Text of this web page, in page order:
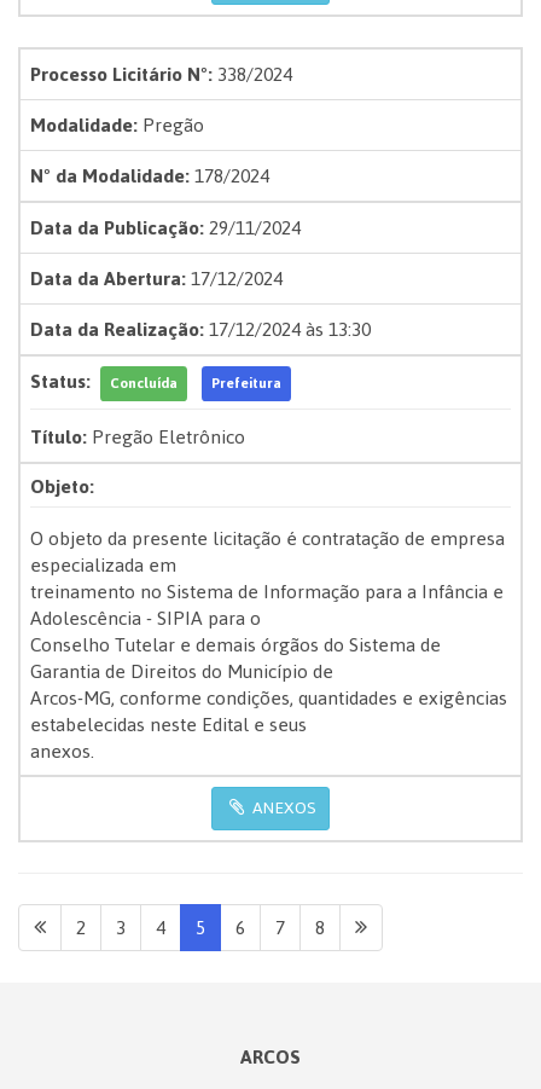
Processo Licitário Nº:338/2024
Modalidade:Pregão
Nº da Modalidade:178/2024
Data da Publicação:29/11/2024
Data da Abertura:17/12/2024
Data da Realização:17/12/2024 às 13:30
Status:
Concluída Prefeitura
Título:Pregão Eletrônico
Objeto:
O objeto da presente licitação é contratação de empresa
especializada em
treinamento no Sistema de Informação para a Infância e
Adolescência - SIPIA para o
Conselho Tutelar e demais órgãos do Sistema de
Garantia de Direitos do Município de
Arcos-MG, conforme condições, quantidades e exigências
estabelecidas neste Edital e seus
anexos.
ANEXOS
2 3 4 5 6 7 8
ARCOS